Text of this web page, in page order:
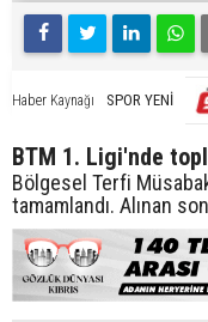
Haber Kaynağı SPOR YENİ
BTM 1. Ligi'nde
Bölgesel Terfi
tamamlandı. Alınan